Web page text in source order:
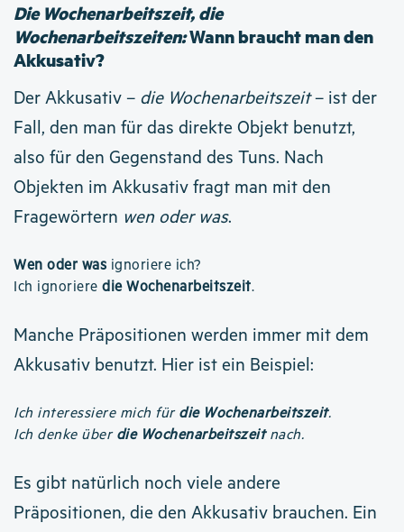
Die Wochenarbeitszeit, die
Wochenarbeitszeiten:Wann braucht man den
Akkusativ?
Der Akkusativ – die Wochenarbeitszeit– ist der
Fall, den man für das direkte Objekt benutzt,
also für den Gegenstand des Tuns. Nach
Objekten im Akkusativ fragt man mit den
Fragewörtern wen oder was.
Wen oder was ignoriere ich?
Ich ignoriere die Wochenarbeitszeit.
Manche Präpositionen werden immer mit dem
Akkusativ benutzt. Hier ist ein Beispiel:
Ich interessiere mich für die Wochenarbeitszeit.
Ich denke über die Wochenarbeitszeitnach.
Es gibt natürlich noch viele andere
Präpositionen, die den Akkusativ brauchen. Ein